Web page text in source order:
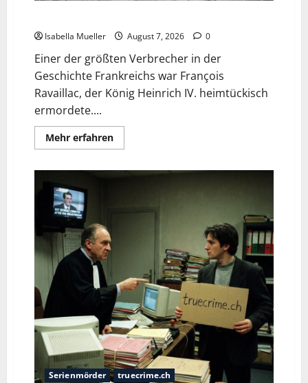
Isabella Mueller August 7, 2026 0
Einer der größten Verbrecher in der
Geschichte Frankreichs war François
Ravaillac, der König Heinrich IV. heimtückisch
ermordete....
Mehr erfahren
Serienmörder
truecrime.ch